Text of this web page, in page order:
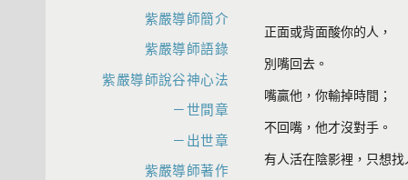
正面或背面酸你的人，
別嘴回去。
嘴贏他，你輸掉時間；
不回嘴，他才沒對手。
有人活在陰影裡，只想
紫嚴導師簡介
紫嚴導師語錄
紫嚴導師說谷神心法
－世間章
－出世章
紫嚴導師著作